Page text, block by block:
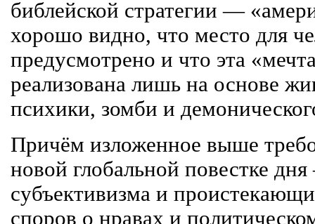
библейской стратегии —
хорошо видно, что место для
предусмотрено и что эта
реализована лишь на основе
психики, зомби и
Причём изложенное выше
новой глобальной повестке
субъективизма и
споров о нравах и